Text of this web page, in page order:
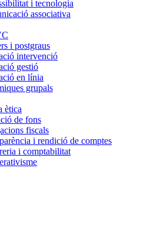
i tecnologia
associativa
i postgraus
intervenció
gestió
en línia
grupals
ètica
de fons
fiscals
i rendició de comptes
i comptabilitat